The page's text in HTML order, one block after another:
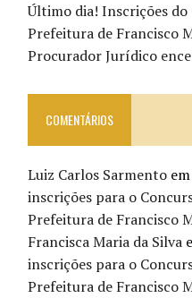
Último dia! Inscrições
Prefeitura de Francisco
Procurador Jurídico
COMENTÁRIOS
Luiz Carlos Sarmento
inscrições para o
Prefeitura de Francisco
Francisca Maria da Silva
inscrições para o
Prefeitura de Francisco